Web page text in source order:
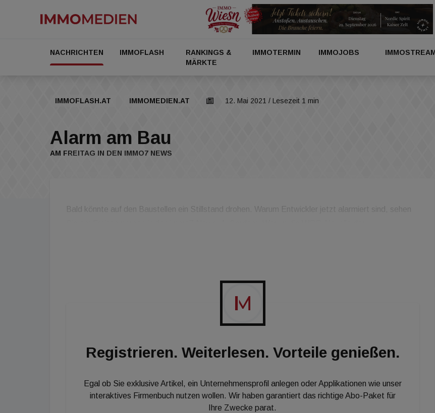
NACHRICHTEN IMMOFLASH
RANKINGS &
MÄRKTE
IMMOTERMIN IMMOJOBS
IMMOFLASH.AT IMMOMEDIEN.AT 12. Mai 2021 / Lesezeit 1 min
Alarm am Bau
AM FREITAG IN DEN IMMO7 NEWS
Bald könnte auf den Baustellen ein Stillstand drohen. Warum Entwickler jetzt alarmiert sind, sehen
wichtigsten Nachrichten der Woche in unserem Web-TV-Format versorgt!-TV-Format versorgt!
Registrieren. Weiterlesen. Vorteile genießen.
Egal ob Sie exklusive Artikel, ein Unternehmensprofil anlegen oder Applikationen wie unser
interaktives Firmenbuch nutzen wollen. Wir haben garantiert das richtige Abo-Paket für
Ihre Zwecke parat.